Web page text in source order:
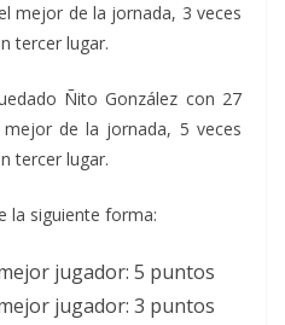
mejor de la jornada, 3 veces
tercer lugar.
Ñito González con 27
de la jornada, 5 veces
tercer lugar.
la siguiente forma:
jugador: 5 puntos
jugador: 3 puntos